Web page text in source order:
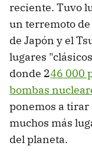
reciente. Tuvo
un terremoto
de Japón y el
lugares
donde 246 000
bombas
ponemos a tirar
muchos más
del planeta.